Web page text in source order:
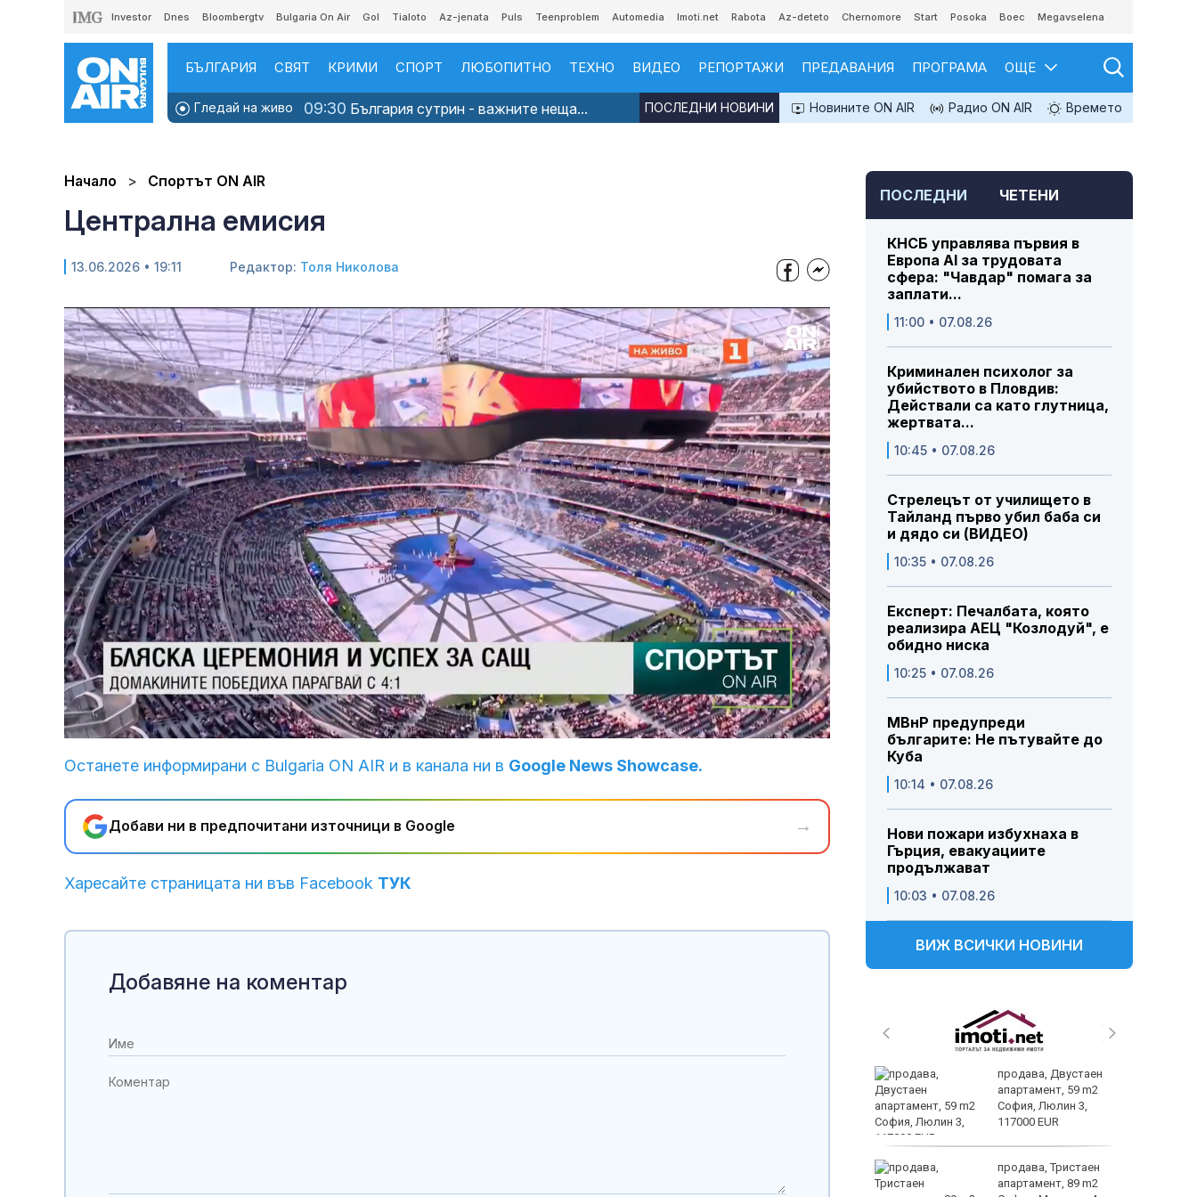
Investor Dnes Bloombergtv Bulgaria On Air Gol Tialoto Az-jenata Puls Teenproblem Automedia Imoti.net Rabota Az-deteto Chernomore Start Posoka Boec Megavselena
БЪЛГАРИЯ СВЯТ КРИМИ СПОРТ ЛЮБОПИТНО ТЕХНО ВИДЕО РЕПОРТАЖИ ПРЕДАВАНИЯ ПРОГРАМА ОЩЕ
Гледай на живо 09:30 България сутрин - важните неща... Новините ON AIR Радио ON AIR Времето
ПОСЛЕДНИ НОВИНИ
Начало Спортът ON AIR
Централна емисия
13.06.2026 • 19:11 Редактор: Толя Николова
Unmute Loaded:
23.39%
Останете информирани с Bulgaria ON AIR и в канала ни в Google News Showcase.
Добави ни в предпочитани източници в Google →
Харесайте страницата ни във Facebook ТУК
ПОСЛЕДНИ ЧЕТЕНИ
КНСБ управлява първия в
Европа AI за трудовата
сфера: "Чавдар" помага за
заплати...
11:00 • 07.08.26
Криминален психолог за
убийството в Пловдив:
Действали са като глутница,
жертвата...
10:45 • 07.08.26
Стрелецът от училището в
Тайланд първо убил баба си
и дядо си (ВИДЕО)
10:35 • 07.08.26
Експерт: Печалбата, която
реализира АЕЦ "Козлодуй", е
обидно ниска
10:25 • 07.08.26
МВнР предупреди
българите: Не пътувайте до
Куба
10:14 • 07.08.26
Нови пожари избухнаха в
Гърция, евакуациите
продължават
10:03 • 07.08.26
ВИЖ ВСИЧКИ НОВИНИ
кога само стойността
продава, Двустаен
апартамент, 59 m2
София, Люлин 3,
117000 EUR
продава, Тристаен
апартамент, 89 m2
Добавяне на коментар